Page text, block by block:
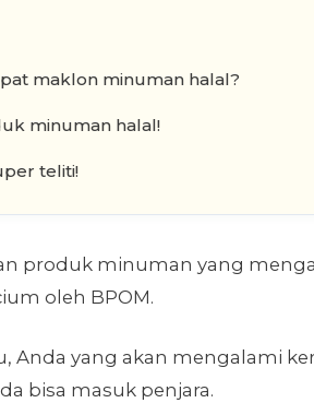
maklon minuman halal?
minuman halal!
teliti!
produk minuman yang
oleh BPOM.
Anda yang akan mengalami
bisa masuk penjara.